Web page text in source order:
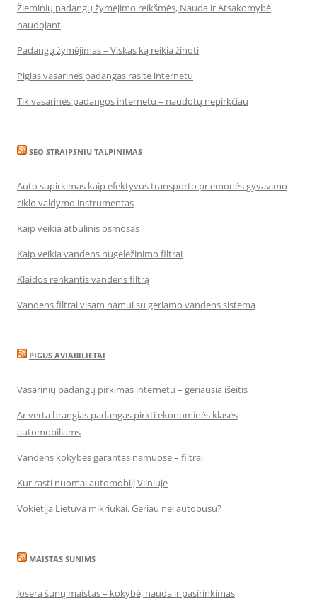
Žieminių padangų žymėjimo reikšmės, Nauda ir Atsakomybė
naudojant
Padangų žymėjimas – Viskas ką reikia žinoti
Pigias vasarines padangas rasite internetu
Tik vasarinės padangos internetu – naudotų nepirkčiau
SEO STRAIPSNIU TALPINIMAS
Auto supirkimas kaip efektyvus transporto priemonės gyvavimo
ciklo valdymo instrumentas
Kaip veikia atbulinis osmosas
Kaip veikia vandens nugeležinimo filtrai
Klaidos renkantis vandens filtrą
Vandens filtrai visam namui su geriamo vandens sistema
PIGUS AVIABILIETAI
Vasarinių padangų pirkimas internetu – geriausia išeitis
Ar verta brangias padangas pirkti ekonominės klasės
automobiliams
Vandens kokybės garantas namuose – filtrai
Kur rasti nuomai automobilį Vilniuje
Vokietija Lietuva mikriukai. Geriau nei autobusu?
MAISTAS SUNIMS
Josera šunų maistas – kokybė, nauda ir pasirinkimas